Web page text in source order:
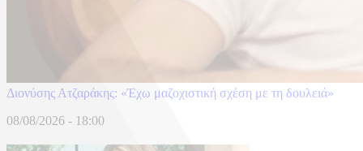
Διονύσης Ατζαράκης: «Έχω μαζοχιστική σχέση με τη δουλειά»
08/08/2026 - 18:00